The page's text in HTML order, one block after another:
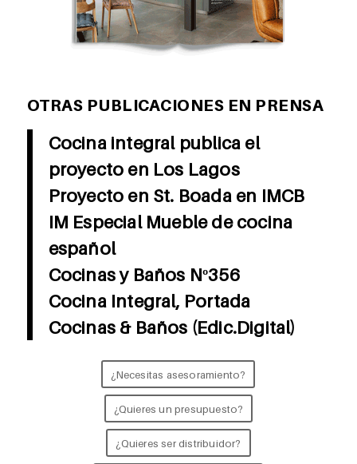
OTRAS PUBLICACIONES EN PRENSA
Cocina integral publica el
proyecto en Los Lagos
Proyecto en St. Boada en IMCB
IM Especial Mueble de cocina
español
Cocinas y Baños Nº356
Cocina Integral, Portada
Cocinas & Baños (Edic.Digital)
¿Necesitas asesoramiento?
¿Quieres un presupuesto?
¿Quieres ser distribuidor?